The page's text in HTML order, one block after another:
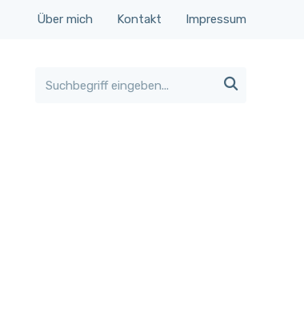
Über mich Kontakt Impressum
